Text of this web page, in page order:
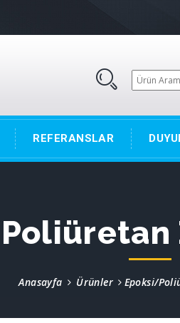
REFERANSLAR
Anasayfa Ürünler Epoksi/